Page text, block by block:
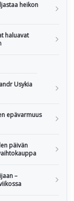
heikon
haluavat
Usykia
epävarmuus
päivän
–